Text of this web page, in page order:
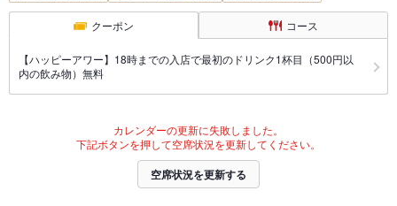
クーポン コース
【ハッピーアワー】18時までの入店で最初のドリンク1杯目（500円以
内の飲み物）無料
カレンダーの更新に失敗しました。
下記ボタンを押して空席状況を更新してください。
空席状況を更新する